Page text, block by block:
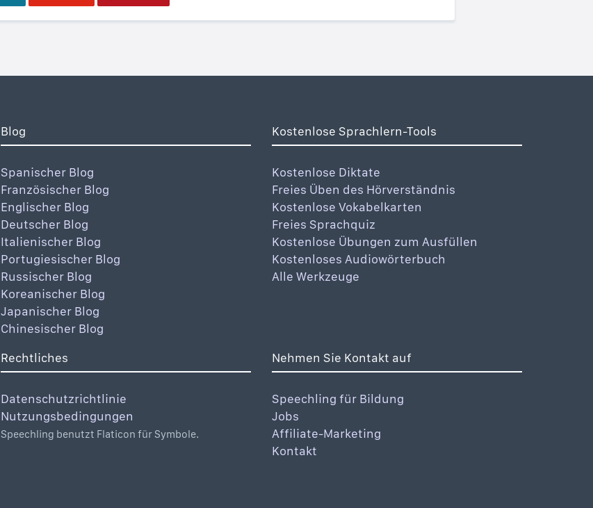
Blog
Spanischer Blog
Französischer Blog
Englischer Blog
Deutscher Blog
Italienischer Blog
Portugiesischer Blog
Russischer Blog
Koreanischer Blog
Japanischer Blog
Chinesischer Blog
Kostenlose Sprachlern-Tools
Kostenlose Diktate
Freies Üben des Hörverständnis
Kostenlose Vokabelkarten
Freies Sprachquiz
Kostenlose Übungen zum Ausfüllen
Kostenloses Audiowörterbuch
Alle Werkzeuge
Rechtliches
Datenschutzrichtlinie
Nutzungsbedingungen
Speechling benutzt Flaticon für Symbole.
Nehmen Sie Kontakt auf
Speechling für Bildung
Jobs
Affiliate-Marketing
Kontakt